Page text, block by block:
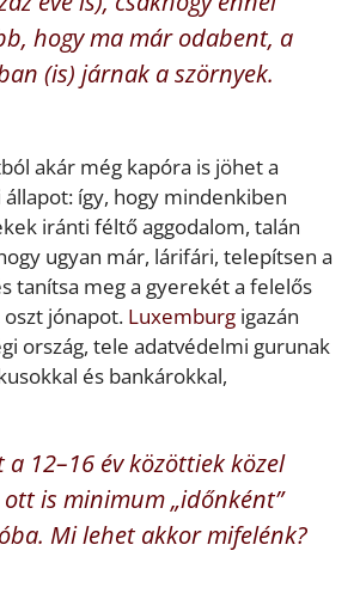
hogy ma már odabent, a
(is) járnak a szörnyek.
akár még kapóra is jöhet a
így, hogy mindenkiben
iránti féltő aggodalom, talán
ugyan már, lárifári, telepítsen a
tanítsa meg a gyerekét a felelős
jónapot. Luxemburg igazán
ország, tele adatvédelmi gurunak
és bankárokkal,
a 12–16 év közöttiek közel
is minimum „időnként”
Mi lehet akkor mifelénk?